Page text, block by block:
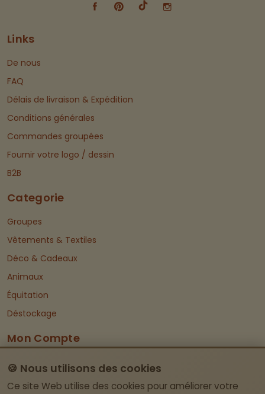
Links
De nous
FAQ
Délais de livraison & Expédition
Conditions générales
Commandes groupées
Fournir votre logo / dessin
B2B
Categorie
Groupes
Vêtements & Textiles
Déco & Cadeaux
Animaux
Équitation
Déstockage
Mon Compte
Dashboard
Informations De Contact
🍪 Nous utilisons des cookies
Ce site Web utilise des cookies pour améliorer votre